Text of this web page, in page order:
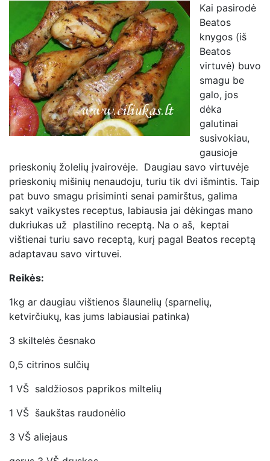
Kai pasirodė
Beatos
knygos (iš
Beatos
virtuvė) buvo
smagu be
galo, jos
dėka
galutinai
susivokiau,
gausioje
prieskonių žolelių įvairovėje. Daugiau savo virtuvėje
prieskonių mišinių nenaudoju, turiu tik dvi išmintis. Taip
pat buvo smagu prisiminti senai pamirštus, galima
sakyt vaikystes receptus, labiausia jai dėkingas mano
dukriukas už plastilino receptą. Na o aš, keptai
vištienai turiu savo receptą, kurį pagal Beatos receptą
adaptavau savo virtuvei.
Reikės:
1kg ar daugiau vištienos šlaunelių (sparnelių,
ketvirčiukų, kas jums labiausiai patinka)
3 skiltelės česnako
0,5 citrinos sulčių
1 VŠ saldžiosos paprikos miltelių
1 VŠ šaukštas raudonėlio
3 VŠ aliejaus